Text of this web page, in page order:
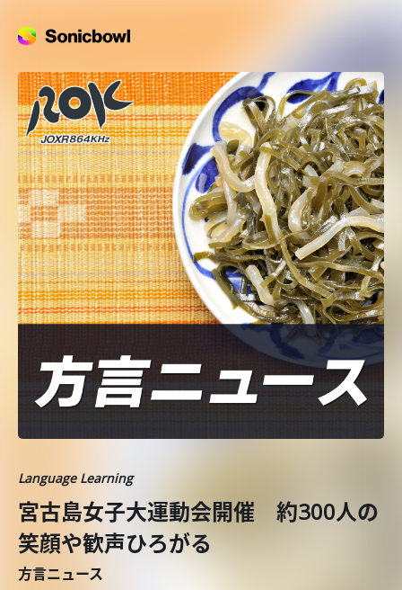
Language Learning
宮古島女子大運動会開催 約300人の
笑顔や歓声ひろがる
方言ニュース